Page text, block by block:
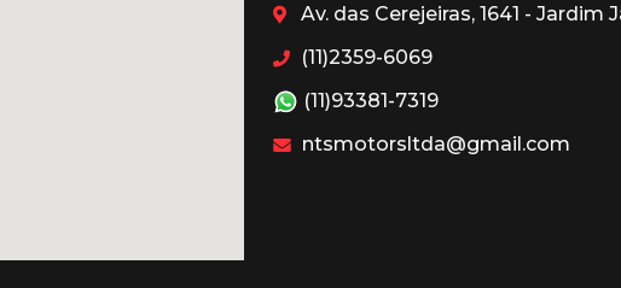
Av. das Cerejeiras, 1641 - Jardim
(11)2359-6069
(11)93381-7319
ntsmotorsltda@gmail.com